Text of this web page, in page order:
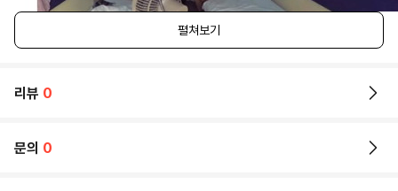
펼쳐보기
리뷰 0
문의 0